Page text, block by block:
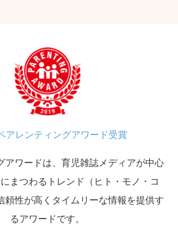
アレンティングアワード受賞
アワードは、育児雑誌メディアが中心
まつわるトレンド（ヒト・モノ・コ
頼性が高くタイムリーな情報を提供す
るアワードです。